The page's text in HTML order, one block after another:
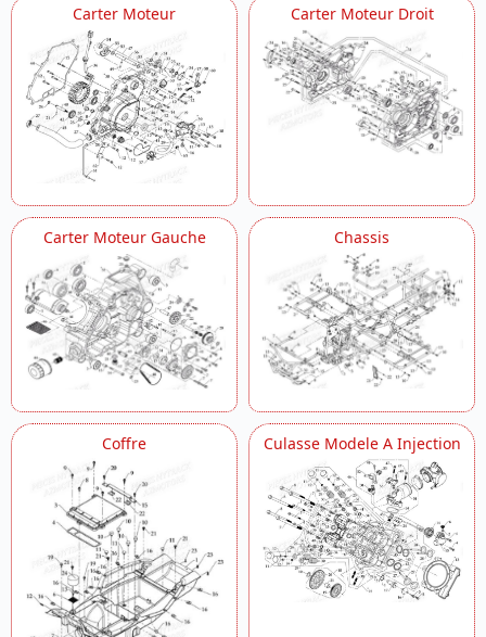
Carter Moteur Carter Moteur Droit
Carter Moteur Gauche Chassis
Coffre Culasse Modele A Injection